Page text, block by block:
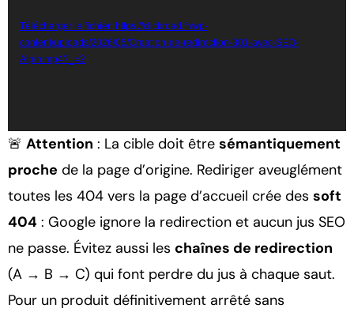
Télécharger le fichier: https://clickroad.fr/wp-
content/uploads/2026/05/Creation-de-redirection-301-avec-SEO-
Alpin.mp4?_=2
🚨 Attention : La cible doit être sémantiquement
proche de la page d’origine. Rediriger aveuglément
toutes les 404 vers la page d’accueil crée des soft
404 : Google ignore la redirection et aucun jus SEO
ne passe. Évitez aussi les chaînes de redirection
(A → B → C) qui font perdre du jus à chaque saut.
Pour un produit définitivement arrêté sans